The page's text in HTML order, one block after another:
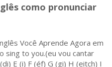
como pronunciar
Você Aprende Agora em
sing to you.(eu vou cantar
E (i) F (éf) G (gi) H (eitch) I